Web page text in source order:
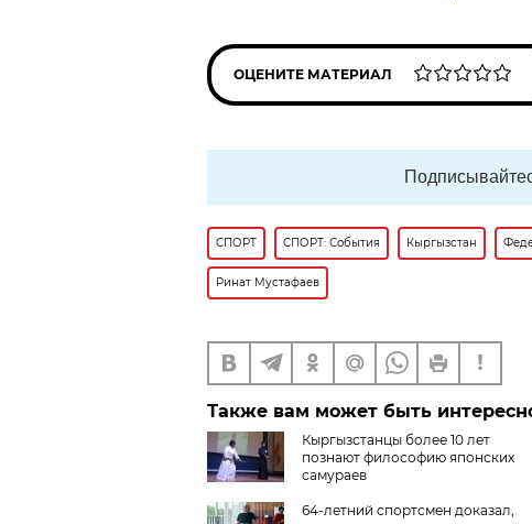
ОЦЕНИТЕ МАТЕРИАЛ
СПОРТ СПОРТ: События Кыргызстан
Ринат Мустафаев
Также вам может быть
Кыргызстанцы более 10 лет
познают философию японских
самураев
64-летний спортсмен доказал,